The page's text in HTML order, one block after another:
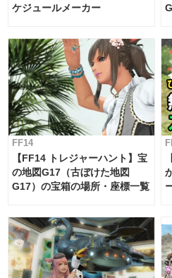
ケジュールメーカー
FF14
【FF14 トレジャーハント】宝
の地図G17（古ぼけた地図
G17）の宝箱の場所・座標一覧